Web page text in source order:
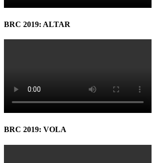
BRC 2019: ALTAR
BRC 2019: VOLA